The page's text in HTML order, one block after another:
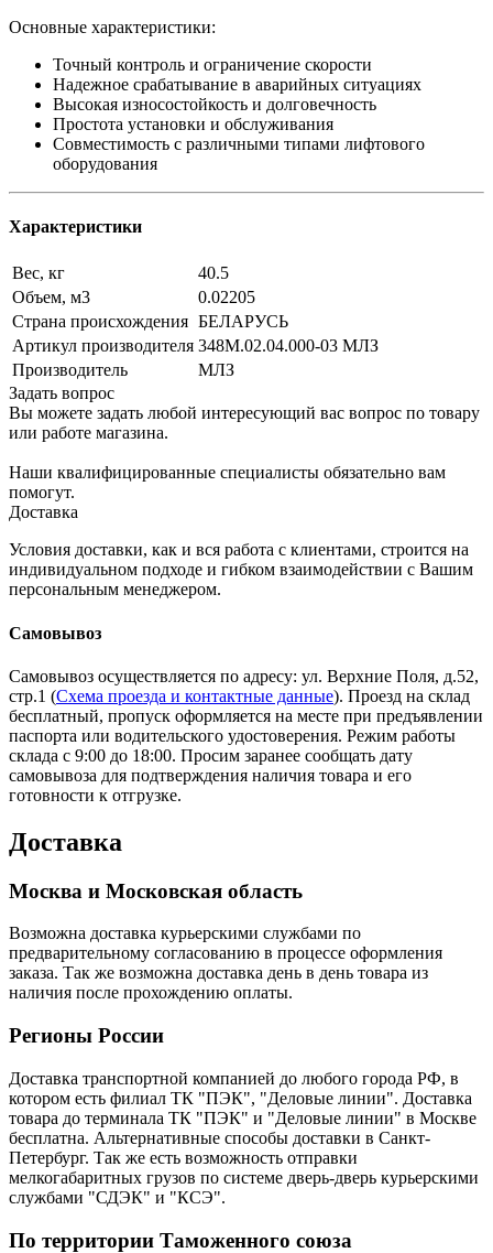
Основные характеристики:
Точный контроль и ограничение скорости
Надежное срабатывание в аварийных ситуациях
Высокая износостойкость и долговечность
Простота установки и обслуживания
Совместимость с различными типами лифтового
оборудования
Характеристики
Вес, кг
40.5
Объем, м3
0.02205
Страна происхождения БЕЛАРУСЬ
Артикул производителя 348М.02.04.000-03 МЛЗ
Производитель
МЛЗ
Задать вопрос
Вы можете задать любой интересующий вас вопрос по товару
или работе магазина.
Наши квалифицированные специалисты обязательно вам
помогут.
Доставка
Условия доставки, как и вся работа с клиентами, строится на
индивидуальном подходе и гибком взаимодействии с Вашим
персональным менеджером.
Самовывоз
Самовывоз осуществляется по адресу: ул. Верхние Поля, д.52,
стр.1 (Схема проезда и контактные данные). Проезд на склад
бесплатный, пропуск оформляется на месте при предъявлении
паспорта или водительского удостоверения. Режим работы
склада с 9:00 до 18:00. Просим заранее сообщать дату
самовывоза для подтверждения наличия товара и его
готовности к отгрузке.
Доставка
Москва и Московская область
Возможна доставка курьерскими службами по
предварительному согласованию в процессе оформления
заказа. Так же возможна доставка день в день товара из
наличия после прохождению оплаты.
Регионы России
Доставка транспортной компанией до любого города РФ, в
котором есть филиал ТК "ПЭК", "Деловые линии". Доставка
товара до терминала ТК "ПЭК" и "Деловые линии" в Москве
бесплатна. Альтернативные способы доставки в Санкт-
Петербург. Так же есть возможность отправки
мелкогабаритных грузов по системе дверь-дверь курьерскими
службами "СДЭК" и "КСЭ".
По территории Таможенного союза